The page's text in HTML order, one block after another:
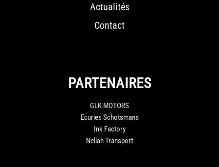
Actualités
Contact
PARTENAIRES
GLK MOTORS
Ecuries Schotsmans
Ink Factory
Neliah Transport